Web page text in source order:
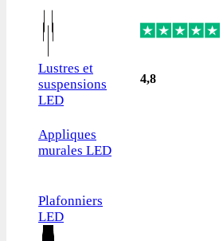
Lustres et
suspensions
LED
Appliques
murales LED
Plafonniers
LED
4,8